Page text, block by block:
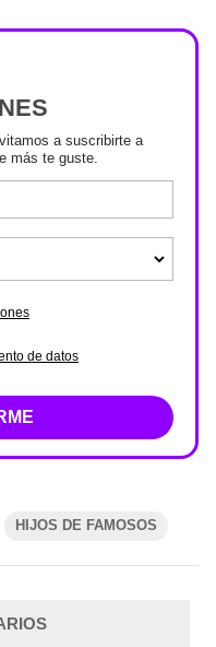
a suscribirte a
más te guste.
de datos
HIJOS DE FAMOSOS